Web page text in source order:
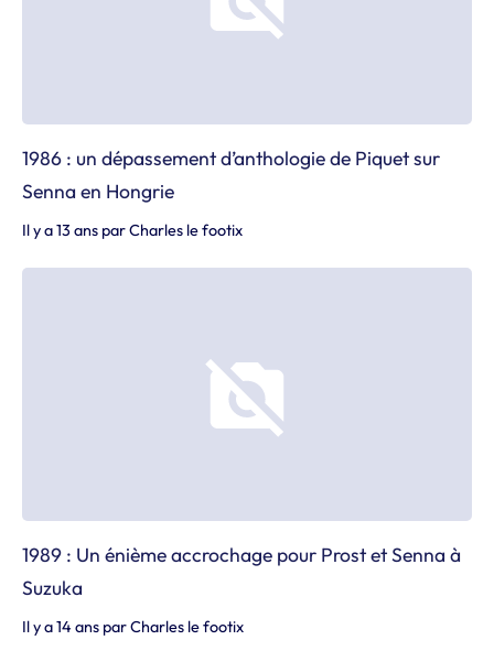
1986 : un dépassement d’anthologie de Piquet sur
Senna en Hongrie
Il y a 13 ans parCharles le footix
1989 : Un énième accrochage pour Prost et Senna à
Suzuka
Il y a 14 ans parCharles le footix